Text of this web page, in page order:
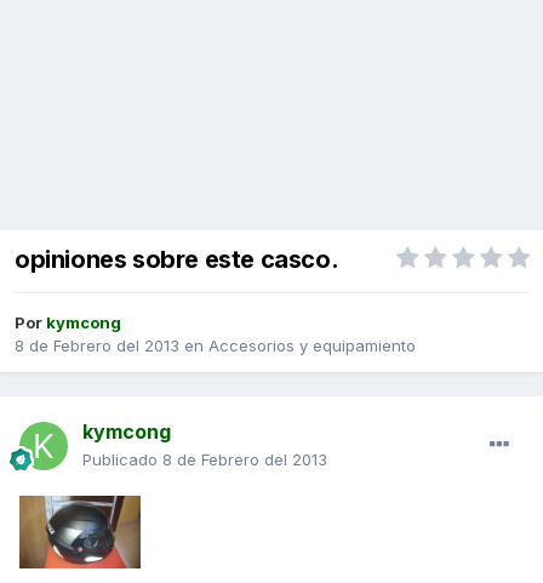
opiniones sobre este casco.
Por kymcong
8 de Febrero del 2013 en Accesorios y equipamiento
kymcong
Publicado 8 de Febrero del 2013